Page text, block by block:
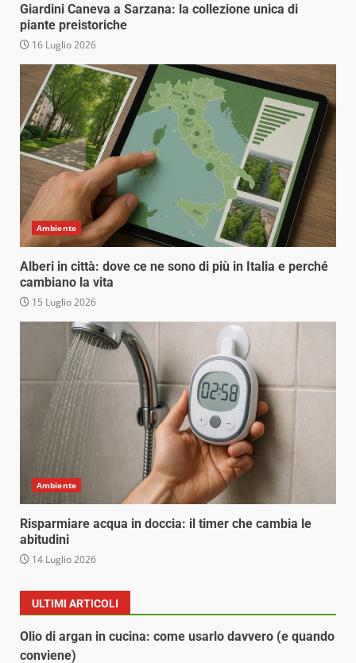
Giardini Caneva a Sarzana: la collezione unica di
piante preistoriche
16 Luglio 2026
Ambiente
Alberi in città: dove ce ne sono di più in Italia e perché
cambiano la vita
15 Luglio 2026
Ambiente
Risparmiare acqua in doccia: il timer che cambia le
abitudini
14 Luglio 2026
ULTIMI ARTICOLI
Olio di argan in cucina: come usarlo davvero (e quando
conviene)